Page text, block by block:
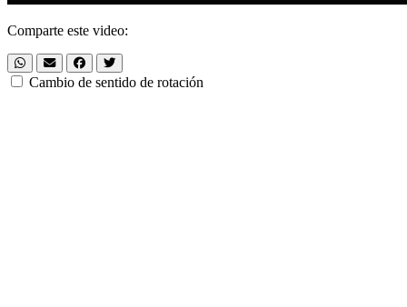
Comparte este video:
Cambio de sentido de rotación